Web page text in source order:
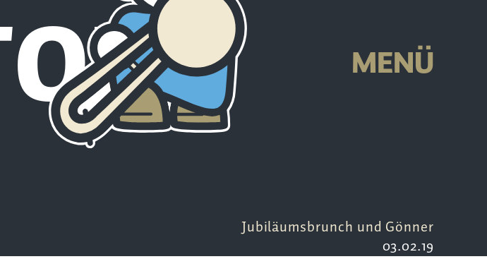
MENÜ
Jubiläumsbrunch und Gönner
03.02.19